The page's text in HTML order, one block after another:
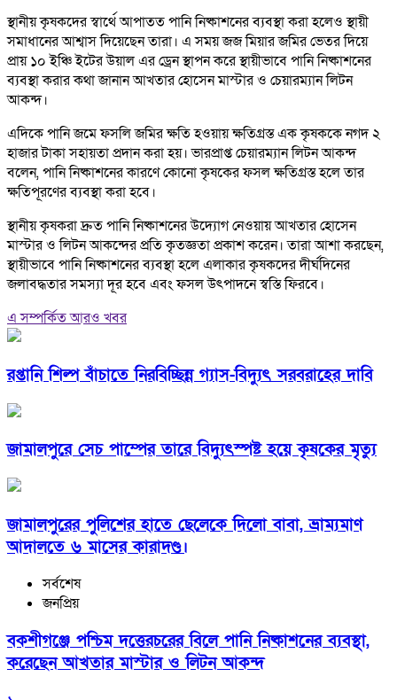
স্থানীয় কৃষকদের স্বার্থে আপাতত পানি নিষ্কাশনের ব্যবস্থা করা হলেও স্থায়ী
সমাধানের আশ্বাস দিয়েছেন তারা। এ সময় জজ মিয়ার জমির ভেতর দিয়ে
প্রায় ১০ ইঞ্চি ইটের উয়াল এর ড্রেন স্থাপন করে স্থায়ীভাবে পানি নিষ্কাশনের
ব্যবস্থা করার কথা জানান আখতার হোসেন মাস্টার ও চেয়ারম্যান লিটন
আকন্দ।
এদিকে পানি জমে ফসলি জমির ক্ষতি হওয়ায় ক্ষতিগ্রস্ত এক কৃষককে নগদ ২
হাজার টাকা সহায়তা প্রদান করা হয়। ভারপ্রাপ্ত চেয়ারম্যান লিটন আকন্দ
বলেন, পানি নিষ্কাশনের কারণে কোনো কৃষকের ফসল ক্ষতিগ্রস্ত হলে তার
ক্ষতিপূরণের ব্যবস্থা করা হবে।
স্থানীয় কৃষকরা দ্রুত পানি নিষ্কাশনের উদ্যোগ নেওয়ায় আখতার হোসেন
মাস্টার ও লিটন আকন্দের প্রতি কৃতজ্ঞতা প্রকাশ করেন। তারা আশা করছেন,
স্থায়ীভাবে পানি নিষ্কাশনের ব্যবস্থা হলে এলাকার কৃষকদের দীর্ঘদিনের
জলাবদ্ধতার সমস্যা দূর হবে এবং ফসল উৎপাদনে স্বস্তি ফিরবে।
এ সম্পর্কিত আরও খবর
রপ্তানি শিল্প বাঁচাতে নিরবিচ্ছিন্ন গ্যাস-বিদ্যুৎ সরবরাহের দাবি
জামালপুরে সেচ পাম্পের তারে বিদ্যুৎস্পষ্ট হয়ে কৃষকের মৃত্যু
জামালপুরের পুলিশের হাতে ছেলেকে দিলো বাবা, ভ্রাম্যমাণ
আদালতে ৬ মাসের কারাদণ্ড।
সর্বশেষ
জনপ্রিয়
বকশীগঞ্জে পশ্চিম দত্তেরচরের বিলে পানি নিষ্কাশনের ব্যবস্থা,
করেছেন আখতার মাস্টার ও লিটন আকন্দ